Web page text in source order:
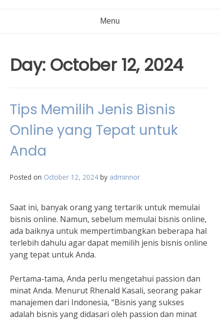
Menu
Day: October 12, 2024
Tips Memilih Jenis Bisnis
Online yang Tepat untuk
Anda
Posted on October 12, 2024 by adminnor
Saat ini, banyak orang yang tertarik untuk memulai
bisnis online. Namun, sebelum memulai bisnis online,
ada baiknya untuk mempertimbangkan beberapa hal
terlebih dahulu agar dapat memilih jenis bisnis online
yang tepat untuk Anda.
Pertama-tama, Anda perlu mengetahui passion dan
minat Anda. Menurut Rhenald Kasali, seorang pakar
manajemen dari Indonesia, “Bisnis yang sukses
adalah bisnis yang didasari oleh passion dan minat